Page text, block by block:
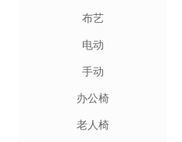
布艺
电动
手动
办公椅
老人椅